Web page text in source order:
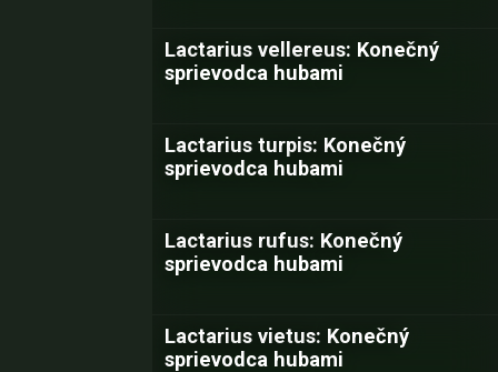
Lactarius vellereus: Konečný
sprievodca hubami
Lactarius turpis: Konečný
sprievodca hubami
Lactarius rufus: Konečný
sprievodca hubami
Lactarius vietus: Konečný
sprievodca hubami